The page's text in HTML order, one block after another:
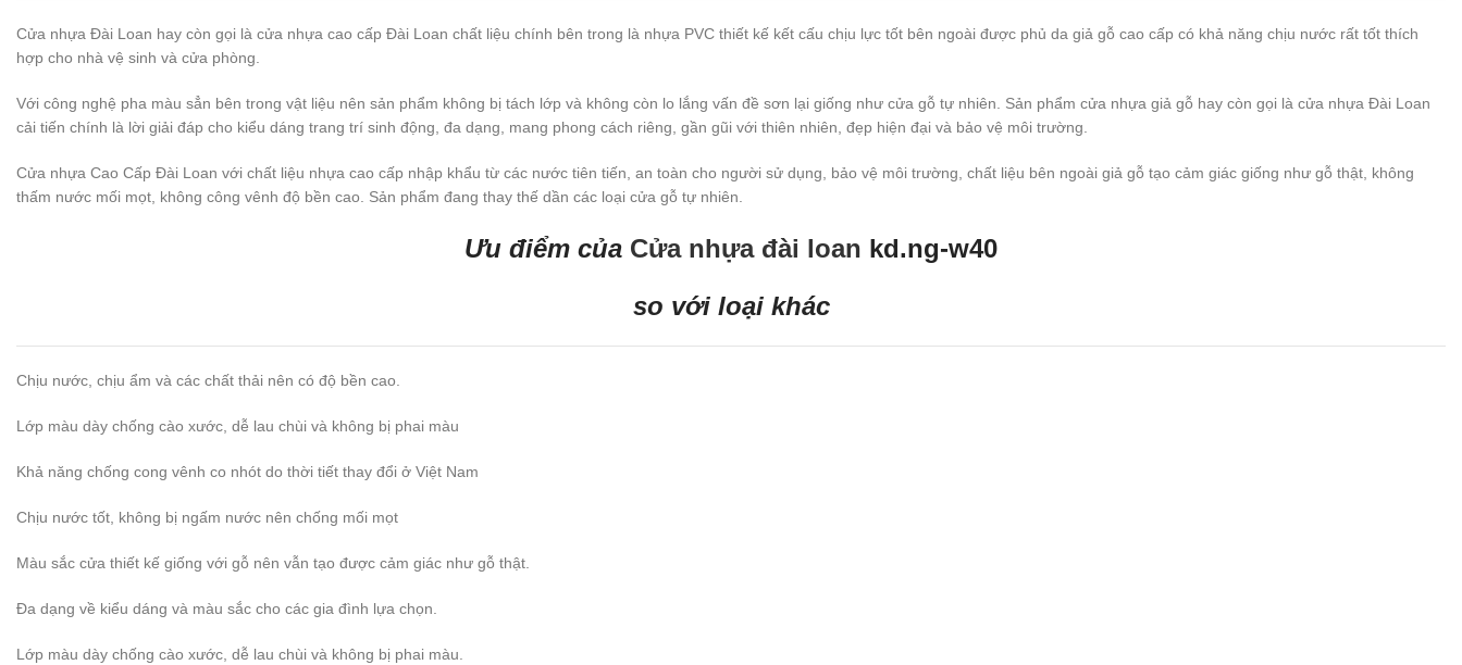
Cửa nhựa Đài Loan hay còn gọi là cửa nhựa cao cấp Đài Loan chất liệu chính bên trong là nhựa PVC thiết kế kết cấu chịu lực tốt bên ngoài được phủ da giả gỗ cao cấp có khả năng chịu nước rất tốt thích
hợp cho nhà vệ sinh và cửa phòng.
Với công nghệ pha màu sẳn bên trong vật liệu nên sản phẩm không bị tách lớp và không còn lo lắng vấn đề sơn lại giống như cửa gỗ tự nhiên. Sản phẩm cửa nhựa giả gỗ hay còn gọi là cửa nhựa Đài Loan
cải tiến chính là lời giải đáp cho kiểu dáng trang trí sinh động, đa dạng, mang phong cách riêng, gần gũi với thiên nhiên, đẹp hiện đại và bảo vệ môi trường.
Cửa nhựa Cao Cấp Đài Loan với chất liệu nhựa cao cấp nhập khẩu từ các nước tiên tiến, an toàn cho người sử dụng, bảo vệ môi trường, chất liệu bên ngoài giả gỗ tạo cảm giác giống như gỗ thật, không
thấm nước mối mọt, không công vênh độ bền cao. Sản phẩm đang thay thế dần các loại cửa gỗ tự nhiên.
Ưu điểm của Cửa nhựa đài loan kd.ng-w40
so với loại khác
Chịu nước, chịu ẩm và các chất thải nên có độ bền cao.
Lớp màu dày chống cào xước, dễ lau chùi và không bị phai màu
Khả năng chống cong vênh co nhót do thời tiết thay đổi ở Việt Nam
Chịu nước tốt, không bị ngấm nước nên chống mối mọt
Màu sắc cửa thiết kế giống với gỗ nên vẫn tạo được cảm giác như gỗ thật.
Đa dạng về kiểu dáng và màu sắc cho các gia đình lựa chọn.
Lớp màu dày chống cào xước, dễ lau chùi và không bị phai màu.